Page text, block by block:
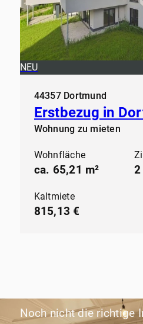
NEU
44357 Dortmund
Wohnung zu mieten
Wohnfläche
ca. 65,21 m² 2
Kaltmiete
815,13 €
Noch nicht die richtige